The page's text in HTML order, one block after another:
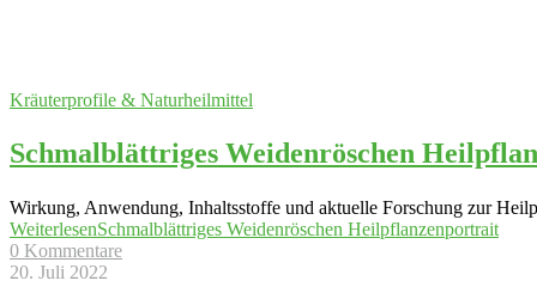
Kräuterprofile & Naturheilmittel
Schmalblättriges Weidenröschen
Wirkung, Anwendung, Inhaltsstoffe und aktuelle Forschung zur
WeiterlesenSchmalblättriges Weidenröschen Heilpflanzenportrait
0 Kommentare
20. Juli 2022